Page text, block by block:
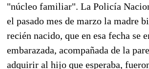
"núcleo familiar". La Policía
el pasado mes de marzo la madre
recién nacido, que en esa fecha se
embarazada, acompañada de la
adquirir al hijo que esperaba,